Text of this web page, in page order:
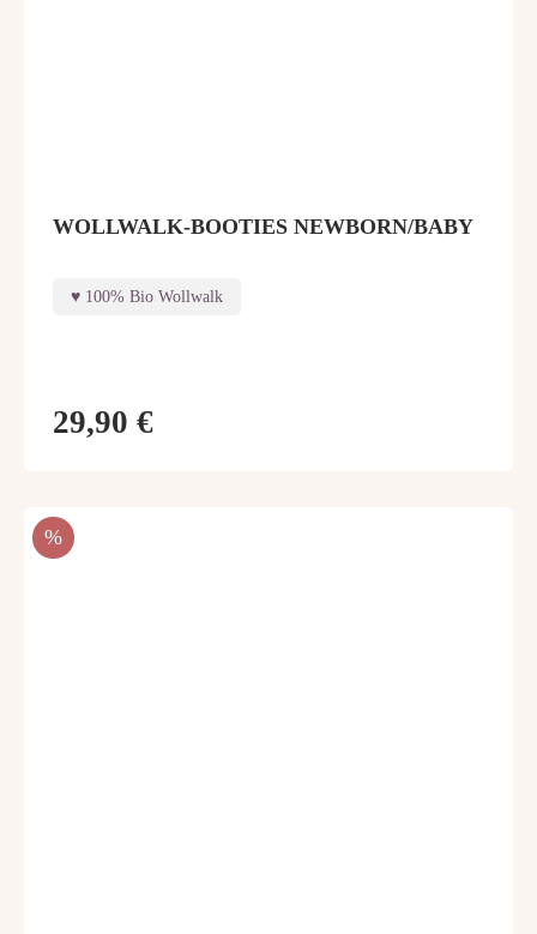
WOLLWALK-BOOTIES NEWBORN/BABY
100% Bio Wollwalk
29,90 €
RABATT
%